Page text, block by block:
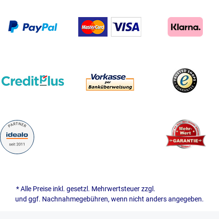
* Alle Preise inkl. gesetzl. Mehrwertsteuer zzgl.
und ggf. Nachnahmegebühren, wenn nicht anders angegeben.